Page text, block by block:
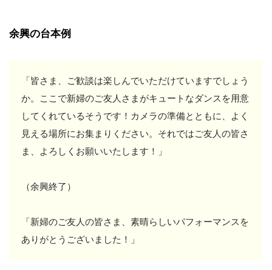
余興の台本例
「皆さま、ご歓談は楽しんでいただけていますでしょう
か。ここで新婦のご友人さまがキュートなダンスを用意
してくれているそうです！カメラの準備とともに、よく
見える場所にお集まりください。それではご友人の皆さ
ま、よろしくお願いいたします！」
（余興終了）
「新婦のご友人の皆さま、素晴らしいパフォーマンスを
ありがとうございました！」